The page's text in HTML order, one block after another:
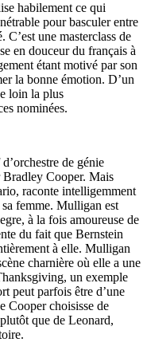
habilement ce qui
pour basculer entre
une masterclass de
en douceur du français à
étant motivé par son
la bonne émotion. D’un
loin la plus
nominées.
de génie
Cooper. Mais
raconte intelligemment
femme. Mulligan est
à la fois amoureuse de
du fait que Bernstein
à elle. Mulligan
charnière où elle a une
un exemple
peut parfois être d’une
Cooper choisisse de
que de Leonard,